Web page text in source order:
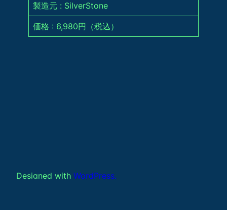
製造元 : SilverStone
価格 : 6,980円（税込）
Designed with WordPress.